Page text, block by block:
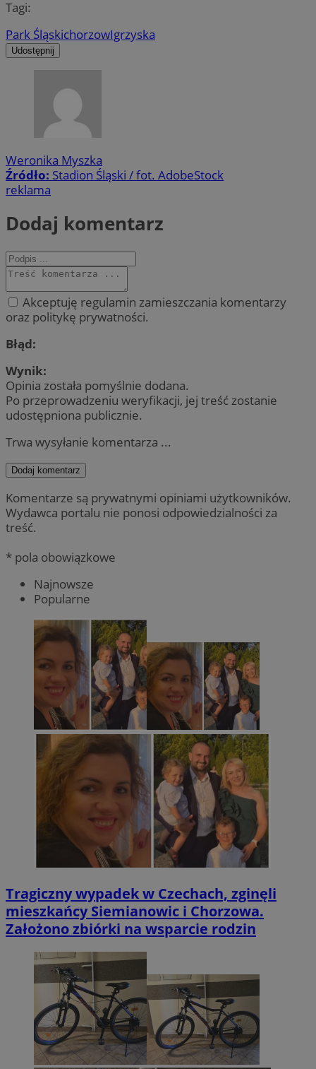
Tagi:
Park ŚląskichorzowIgrzyska
Udostępnij
Weronika Myszka
Źródło: Stadion Śląski / fot. AdobeStock
reklama
Dodaj komentarz
Akceptuję regulamin zamieszczania komentarzy
oraz politykę prywatności.
Błąd:
Wynik:
Opinia została pomyślnie dodana.
Po przeprowadzeniu weryfikacji, jej treść zostanie
udostępniona publicznie.
Trwa wysyłanie komentarza ...
Dodaj komentarz
Komentarze są prywatnymi opiniami użytkowników.
Wydawca portalu nie ponosi odpowiedzialności za
treść.
* pola obowiązkowe
Najnowsze
Popularne
Tragiczny wypadek w Czechach, zginęli
mieszkańcy Siemianowic i Chorzowa.
Założono zbiórki na wsparcie rodzin